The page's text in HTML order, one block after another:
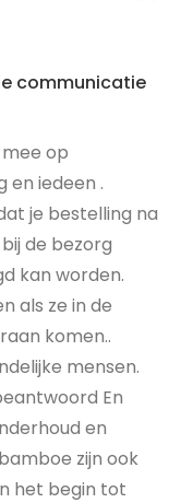
communicatie
op
en iedeen .
je bestelling na
de bezorg
kan worden.
als ze in de
komen..
mensen.
En
en
zijn ook
het begin tot